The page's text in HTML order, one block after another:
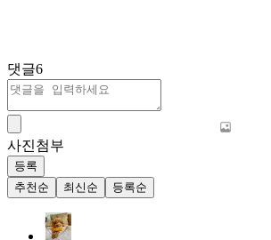
댓글6
사진첨부
등록
추천순
최신순 등록순